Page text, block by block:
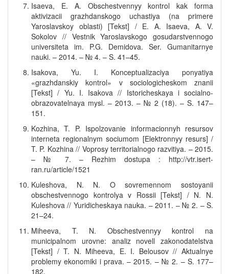
Isaeva, E. A. Obschestvennyy kontrol kak forma
aktivizacii grazhdanskogo uchastiya (na primere
Yaroslavskoy oblasti) [Tekst] / E. A. Isaeva, A. V.
Sokolov // Vestnik Yaroslavskogo gosudarstvennogo
universiteta im. P.G. Demidova. Ser. Gumanitarnye
nauki. – 2014. – № 4. – S. 41–45.
Isakova, Yu. I. Konceptualizaciya ponyatiya
«grazhdanskiy kontrol» v sociologicheskom znanii
[Tekst] / Yu. I. Isakova // Istoricheskaya i socialno-
obrazovatelnaya mysl. – 2013. – № 2 (18). – S. 147–
151.
Kozhina, T. P. Ispolzovanie informacionnyh resursov
interneta regionalnym sociumom [Elektronnyy resurs] /
T. P. Kozhina // Voprosy territorialnogo razvitiya. – 2015.
– № 7. – Rezhim dostupa : http://vtr.isert-
ran.ru/article/1521
Kuleshova, N. N. O sovremennom sostoyanii
obschestvennogo kontrolya v Rossii [Tekst] / N. N.
Kuleshova // Yuridicheskaya nauka. – 2011. – № 2. – S.
21–24.
Miheeva, T. N. Obschestvennyy kontrol na
municipalnom urovne: analiz novell zakonodatelstva
[Tekst] / T. N. Miheeva, E. I. Belousov // Aktualnye
problemy ekonomiki i prava. – 2015. – № 2. – S. 177–
182.